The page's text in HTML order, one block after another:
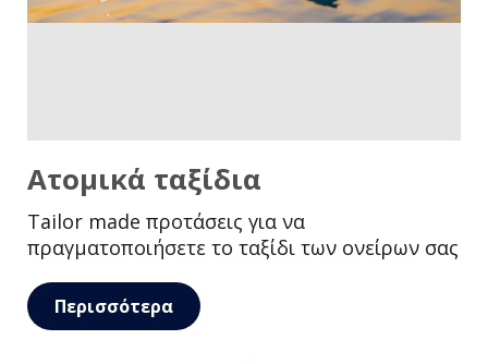
Ατομικά ταξίδια
Tailor made προτάσεις για να
πραγματοποιήσετε το ταξίδι των ονείρων σας
Περισσότερα